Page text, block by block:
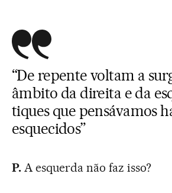
“De repente voltam a
âmbito da direita e da
tiques que pensávamos
esquecidos”
P.A esquerda não faz isso?